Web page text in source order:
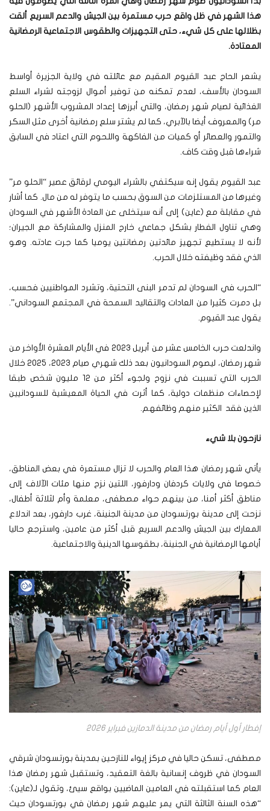
هذا الشهر في ظل واقع حرب مستمرة بين الجيش والدعم السريع ألقت
بظلالها على كل شيء، حتى التجهيزات والطقوس الاجتماعية الرمضانية
المعتادة.
يشعر الحاج عبد القيوم المقيم مع عائلته في ولاية الجزيرة أواسط
السودان بالأسف، لعدم تمكنه من توفير أموال لزوجته لشراء السلع
الغذائية لصيام شهر رمضان، والتي أبرزها إعداد المشروب الأشهر (الحلو
مر) والمعروف أيضا بالآبري، كما لم يشتر سلع رمضانية أخرى مثل السكر
والتمور والعصائر أو كميات من الفاكهة واللحوم التي اعتاد في السابق
شراءها قبل وقت كاف.
عبد القيوم يقول إنه سيكتفي بالشراء اليومي لرقائق عصير “الحلو مر”
وغيرها من المستلزمات من السوق بحسب ما يتوفر له من مال. كما أشار
في مقابلة مع (عاين) إلى أنه سيتخلى عن العادة الأشهر في السودان
وهي تناول الفطار بشكل جماعي خارج المنزل والمشاركة مع الجيران؛
لأنه لا يستطيع تجهيز مائدتين رمضانتين يوميا كما جرت عادته. وهو
الذي فقد وظيفته خلال الحرب.
“الحرب في السودان لم تدمر البنى التحتية، وتشرد المواطنيين فحسب،
بل دمرت كثيرا من العادات والتقاليد السمحة في المجتمع السوداني”.
يقول عبد القيوم.
واندلعت حرب الخامس عشر من أبريل 2023 في الأيام العشرة الأواخر من
شهر رمضان، ليصوم السودانيون بعد ذلك شهري صيام 2023، 2025 خلال
الحرب التي تسببت في نزوح ولجوء أكثر من 12 مليون شخص طبقا
لإحصاءات منظمات دولية، كما أثرت في الحياة المعيشية للسودانيين
الذين فقد الكثير منهم وظائفهم.
نازحون بلا شيء
يأتي شهر رمضان هذا العام والحرب لا تزال مستعرة في بعض المناطق،
خصوصا في ولايات كردفان ودارفور، اللتين نزح منها مئات الآلاف إلى
مناطق أكثر أمنا، من بينهم حواء مصطفى، معلمة وأم لثلاثة أطفال،
نزحت إلى مدينة بورتسودان من مدينة الجنينة، غرب دارفور، بعد اندلاع
المعارك بين الجيش والدعم السريع قبل أكثر من عامين، واسترجع حاليا
أيامها الرمضانية في الجنينة، بطقوسها الدينية والاجتماعية.
إفطار أول أيام رمضان من مدينة الدمازين فبراير 2026
مصطفى، تسكن حاليا في مركز إيواء للنازحين بمدينة بورتسودان شرقي
السودان في ظروف إنسانية بالغة التعقيد، وتستقبل شهر رمضان هذا
العام كما استقبلته في العامين الماضيين بواقع سيئ، وتقول لـ(عاين):
“هذه السنة الثالثة التي يمر عليهم شهر رمضان في بورتسودان حيث